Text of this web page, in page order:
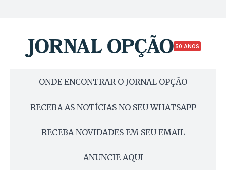
50 ANOS
ONDE ENCONTRAR O JORNAL OPÇÃO
RECEBA AS NOTÍCIAS NO SEU WHATSAPP
RECEBA NOVIDADES EM SEU EMAIL
ANUNCIE AQUI